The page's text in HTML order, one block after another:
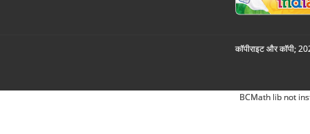
कॉपीराइट और कॉपी;
BCMath lib not